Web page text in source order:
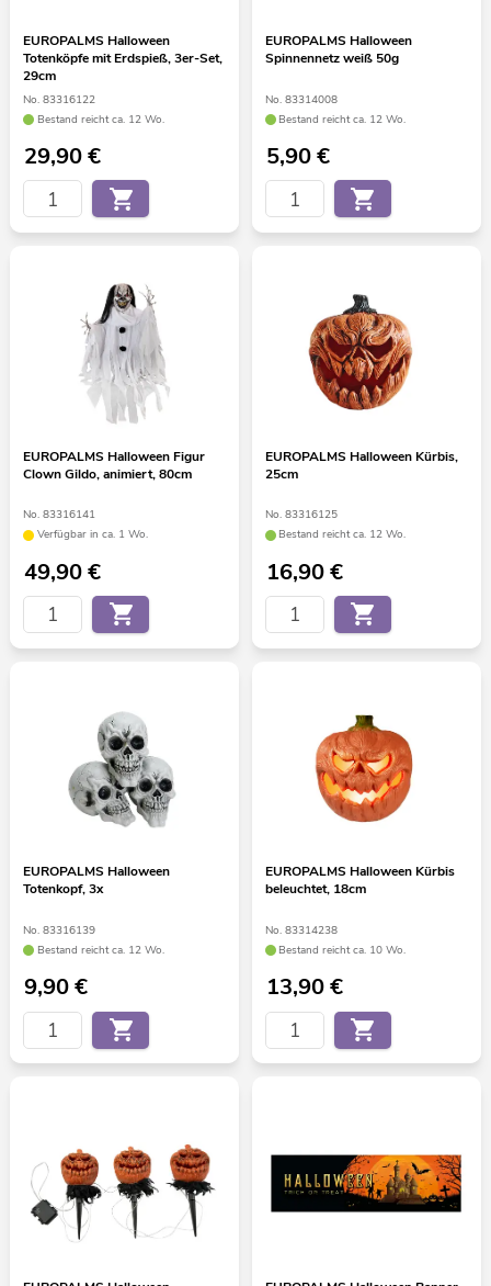
EUROPALMS Halloween
Totenköpfe mit Erdspieß, 3er-Set,
29cm
No. 83316122
Bestand reicht ca. 12 Wo.
29,90€
EUROPALMS Halloween
Spinnennetz weiß 50g
No. 83314008
Bestand reicht ca. 12 Wo.
5,90€
EUROPALMS Halloween Figur
Clown Gildo, animiert, 80cm
No. 83316141
Verfügbar in ca. 1 Wo.
49,90€
EUROPALMS Halloween Kürbis,
25cm
No. 83316125
Bestand reicht ca. 12 Wo.
16,90€
EUROPALMS Halloween
Totenkopf, 3x
No. 83316139
Bestand reicht ca. 12 Wo.
9,90€
EUROPALMS Halloween Kürbis
beleuchtet, 18cm
No. 83314238
Bestand reicht ca. 10 Wo.
13,90€